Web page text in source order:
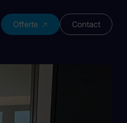
Offerte Contact